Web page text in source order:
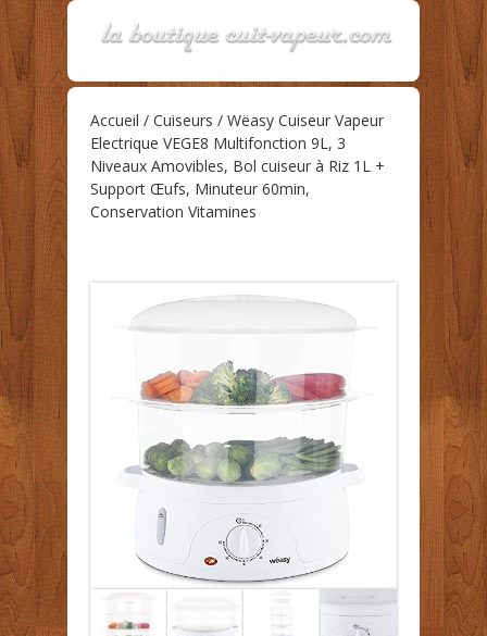
Accueil / Cuiseurs / Wëasy Cuiseur Vapeur
Electrique VEGE8 Multifonction 9L, 3
Niveaux Amovibles, Bol cuiseur à Riz 1L +
Support Œufs, Minuteur 60min,
Conservation Vitamines